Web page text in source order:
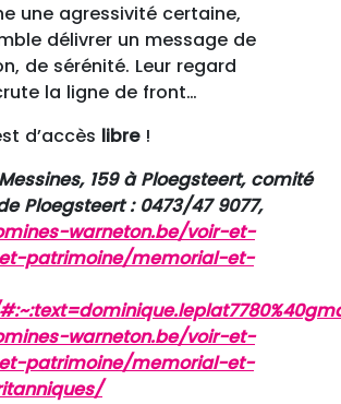
une agressivité certaine,
délivrer un message de
de sérénité. Leur regard
la ligne de front…
d’accès libre !
159 à Ploegsteert, comité
Ploegsteert : 0473/47 9077,
warneton.be/voir-et-
patrimoine/memorial-et-
warneton.be/voir-et-
patrimoine/memorial-et-